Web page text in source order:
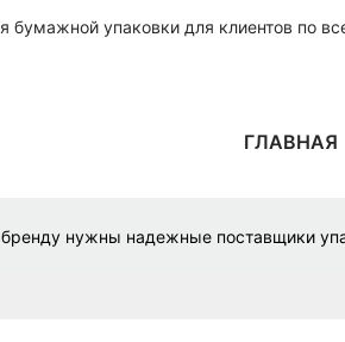
бумажной упаковки для клиентов по
ГЛАВНАЯ
нужны надежные поставщики